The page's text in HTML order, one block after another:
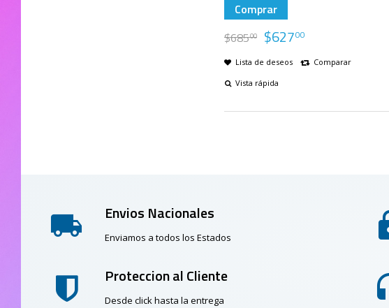
Comprar
$68500 $62700
Lista de deseos
Comparar
Vista rápida
Envios Nacionales
Enviamos a todos los Estados
Proteccion al Cliente
Desde click hasta la entrega